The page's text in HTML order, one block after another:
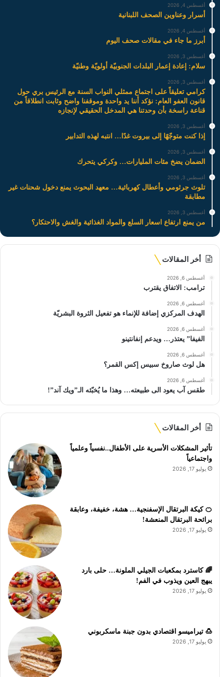
أغسطس 4, 2026
أسرار وعناوين الصحف اللبنانية
أغسطس 4, 2026
أبرز ما جاء في مقالات صحف اليوم
أغسطس 3, 2026
سلام: إعادة إعمار البلدات الجنوبيّة أولويّة وطنيّة
أغسطس 3, 2026
كرامي تعليقاً على اجتماع ممثلي النواب السنة مع الرئيس بري حول
قانون العفو العام: نؤكد أننا يد واحدة وموقفنا واضح وثابت انطلاقاً من
قناعة راسخة بأن وحدتنا هي المدخل الحقيقي لإنجازه
أغسطس 3, 2026
إذا كنت متوجّهًا إلى بيروت غدًا… انتبه لهذه التدابير
أغسطس 3, 2026
الضمان يضخ مئات المليارات… وكركي يتحرك
أغسطس 3, 2026
تلوث جرثومي وأعطال كهربائية… معهد البحوث يمنع دخول شحنات غير
مطابقة
أغسطس 3, 2026
من يمنع ارتفاع اسعار السلع والمواد الغذائية والغش والاحتكار؟
أخر المقالات
أغسطس 6, 2026
ترامب: الاتفاق يقترب
أغسطس 6, 2026
الهدف المركزي إضافة للإنماء هو تفعيل الثروة البشريّة
أغسطس 6, 2026
الفيفا” يعتذر… ويدعم إنفانتينو
أغسطس 6, 2026
هل لوث صاروخ سبيس إكس القمر؟
أغسطس 6, 2026
طقس آب يعود الى طبيعته… وهذا ما يُخبّئه الـ”ويك آند”!
أخر المقالات
تأثير المشكلات الأسرية على الأطفال..نفسياً وعلمياً
واجتماعياً
يوليو 17, 2026
🍊 كيكة البرتقال الإسفنجية… هشة، خفيفة، وعابقة
برائحة البرتقال المنعشة!
يوليو 17, 2026
🌈 كاسترد بمكعبات الجيلي الملونة… حلى بارد
يبهج العين ويذوب في الفم!
يوليو 17, 2026
🍮 تيراميسو اقتصادي بدون جبنة ماسكربوني
يوليو 17, 2026